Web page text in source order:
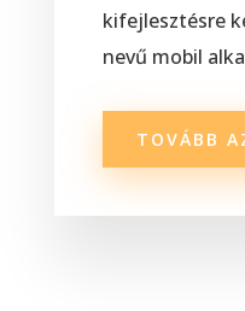
kifejlesztésre
nevű mobil
TOVÁBB